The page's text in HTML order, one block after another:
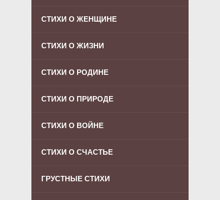
СТИХИ О ЖЕНЩИНЕ
СТИХИ О ЖИЗНИ
СТИХИ О РОДИНЕ
СТИХИ О ПРИРОДЕ
СТИХИ О ВОЙНЕ
СТИХИ О СЧАСТЬЕ
ГРУСТНЫЕ СТИХИ